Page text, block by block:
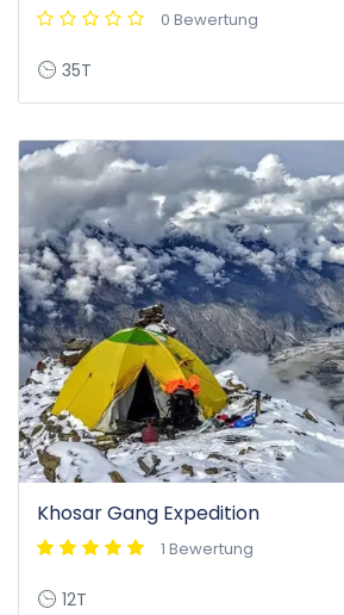
0 Bewertung
35T
Khosar Gang Expedition
1 Bewertung
12T